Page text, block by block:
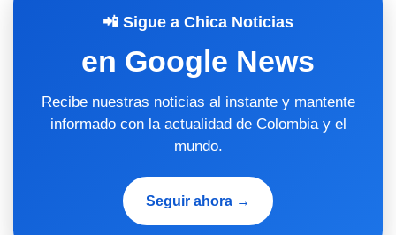
📲 Sigue a Chica Noticias
en Google News
Recibe nuestras noticias al instante y mantente
informado con la actualidad de Colombia y el
mundo.
Seguir ahora →